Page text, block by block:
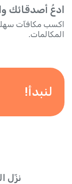
ادعُ أصدقائك
المكالمات.
لنبدأ!
نزّل